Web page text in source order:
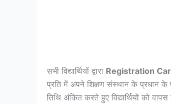
सभी विद्यार्थियों द्वारा Registration
प्रति में अपने शिक्षण संस्थान के प्रधान के
तिथि अंकित करते हुए विद्यार्थियों को